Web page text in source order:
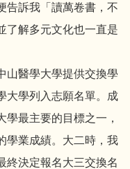
告訴我「讀萬卷書，不
了解多元文化也一直是
山醫學大學提供交換學
大學列入志願名單。成
最主要的目標之一，
學業成績。大二時，我
終決定報名大三交換名